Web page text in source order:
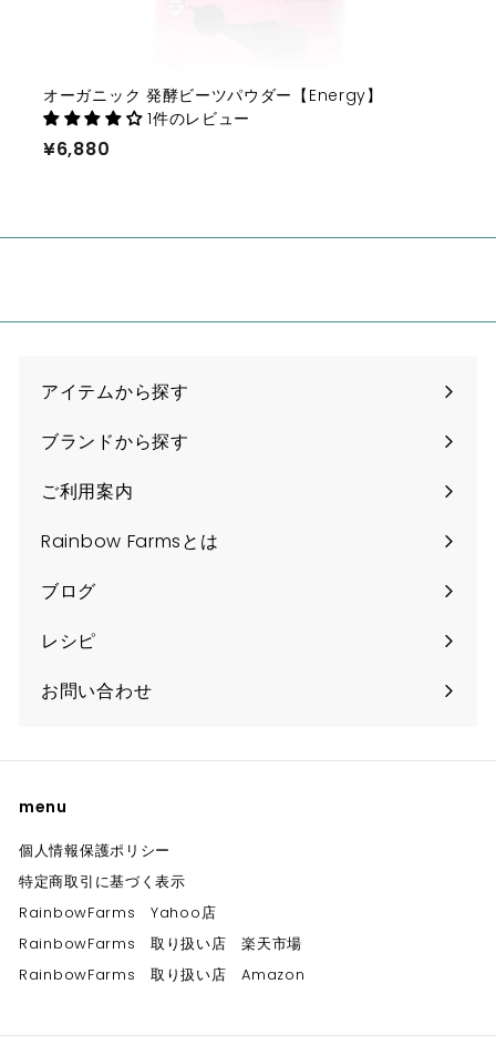
オーガニック 発酵ビーツパウダー【Energy】
1件のレビュー
¥6,880
アイテムから探す
ブランドから探す
ご利用案内
Rainbow Farmsとは
ブログ
レシピ
お問い合わせ
menu
個人情報保護ポリシー
特定商取引に基づく表示
RainbowFarms Yahoo店
RainbowFarms 取り扱い店 楽天市場
RainbowFarms 取り扱い店 Amazon